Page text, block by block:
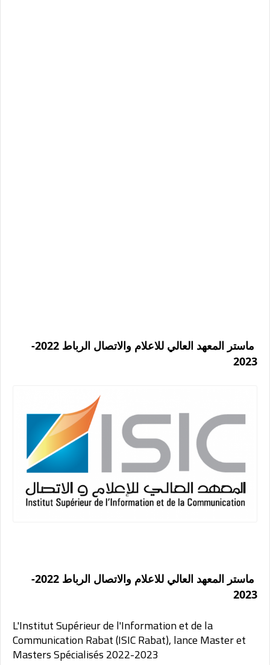
ماستر المعهد العالي للاعلام والاتصال الرباط 2022-
2023
ماستر المعهد العالي للاعلام والاتصال الرباط 2022-
2023
L'Institut Supérieur de l'Information et de la
Communication Rabat (ISIC Rabat), lance Master et
Masters Spécialisés 2022-2023